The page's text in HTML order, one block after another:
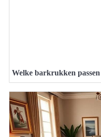
Welke barkrukken